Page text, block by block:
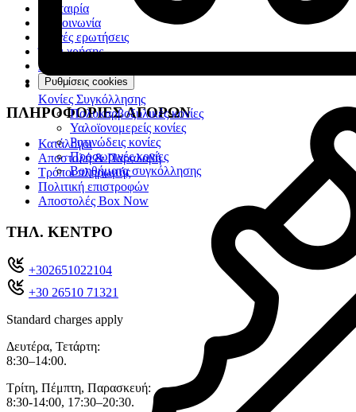
Κονίες Συγκόλλησης
Πολυκαρβοξυλικές κονίες
Υαλοϊονομερείς κονίες
Ρητινώδεις κονίες
Προσωρινές κονίες
Βοηθήματα συγκόλλησης
Η Εταιρία
Επικοινωνία
Συχνές ερωτήσεις
Όροι χρήσης
Προσωπικά Δεδομένα
Ρυθμίσεις cookies
ΠΛΗΡΟΦΟΡΙΕΣ ΑΓΟΡΩΝ
Κατάλογοι
Αποστολή & Παραλαβή
Τρόποι πληρωμής
Πολιτική επιστροφών
Αποστολές Box Now
ΤΗΛ. ΚΕΝΤΡΟ
+302651022104
+30 26510 71321
Standard charges apply
Δευτέρα, Τετάρτη:
8:30–14:00.
Τρίτη, Πέμπτη, Παρασκευή:
8:30-14:00, 17:30–20:30.